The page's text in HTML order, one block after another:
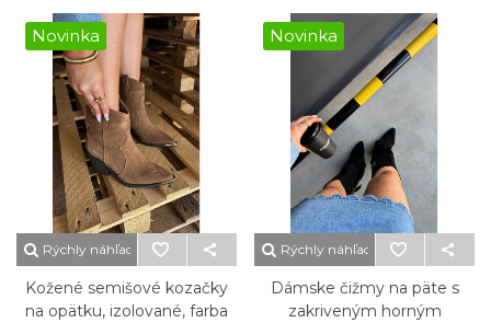
Novinka
Rýchly náhľad
Kožené semišové kozačky
na opätku, izolované, farba
Novinka
Rýchly náhľad
Dámske čižmy na päte s
zakriveným horným